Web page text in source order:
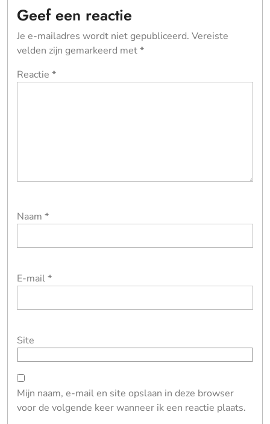
Geef een reactie
Je e-mailadres wordt niet gepubliceerd. Vereiste
velden zijn gemarkeerd met*
Reactie *
Naam *
E-mail*
Site
Mijn naam, e-mail en site opslaan in deze browser
voor de volgende keer wanneer ik een reactie plaats.